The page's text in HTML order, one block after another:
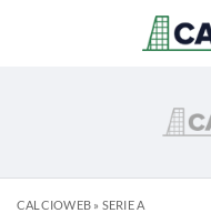
CALCIOWEB» SERIE A